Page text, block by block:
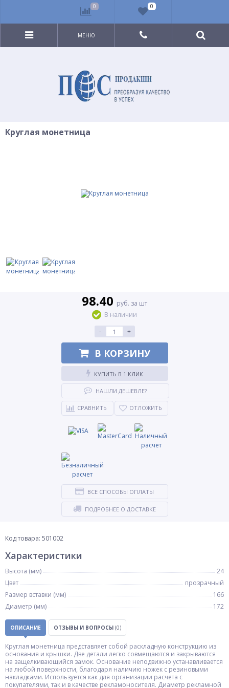
МЕНЮ
Круглая монетница
Код товара: 501002
98.40 руб. за шт
В наличии
-
+
В КОРЗИНУ
КУПИТЬ В 1 КЛИК
НАШЛИ ДЕШЕВЛЕ?
СРАВНИТЬ ОТЛОЖИТЬ
ВСЕ СПОСОБЫ ОПЛАТЫ
ПОДРОБНЕЕ О ДОСТАВКЕ
Характеристики
Высота (мм)
24
Цвет
прозрачный
Размер вставки (мм)
166
Диаметр (мм)
172
ОПИСАНИЕ ОТЗЫВЫ И ВОПРОСЫ (0)
Круглая монетница представляет собой раскладную конструкцию из
основания и крышки. Две детали легко совмещаются и закрываются
на защелкивающийся замок. Основание неподвижно устанавливается
на любой поверхности, благодаря наличию ножек с резиновыми
накладками. Используется как для организации расчета с
покупателями, так и в качестве рекламоносителя. Диаметр рекламной
0 0